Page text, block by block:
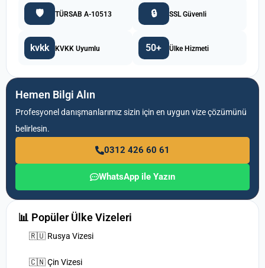
🛡️ TÜRSAB A-10513 🔒 SSL Güvenli
kvkk KVKK Uyumlu 50+ Ülke Hizmeti
Hemen Bilgi Alın
Profesyonel danışmanlarımız sizin için en uygun vize çözümünü
belirlesin.
0312 426 60 61
WhatsApp ile Yazın
📊 Popüler Ülke Vizeleri
🇷🇺 Rusya Vizesi
🇨🇳 Çin Vizesi